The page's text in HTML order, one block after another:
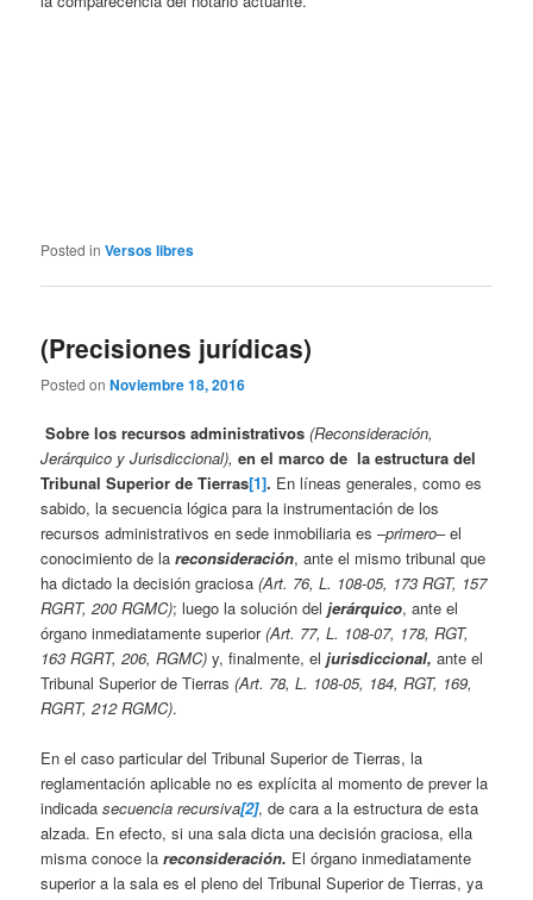
Posted in Versos libres
(Precisiones jurídicas)
Posted onNoviembre 18, 2016
Sobre los recursos administrativos (Reconsideración,
Jerárquico y Jurisdiccional),en el marco de la estructura del
Tribunal Superior de Tierras[1]. En líneas generales, como es
sabido, la secuencia lógica para la instrumentación de los
recursos administrativos en sede inmobiliaria es –primero– el
conocimiento de lareconsideración, ante el mismo tribunal que
ha dictado la decisión graciosa(Art. 76, L. 108-05, 173 RGT, 157
RGRT, 200 RGMC); luego la solución deljerárquico, ante el
órgano inmediatamente superior(Art. 77, L. 108-07, 178, RGT,
163 RGRT, 206, RGMC) y, finalmente, eljurisdiccional, ante el
Tribunal Superior de Tierras(Art. 78, L. 108-05, 184, RGT, 169,
RGRT, 212 RGMC).
En el caso particular del Tribunal Superior de Tierras, la
reglamentación aplicable no es explícita al momento de prever la
indicadasecuencia recursiva[2], de cara a la estructura de esta
alzada. En efecto, si una sala dicta una decisión graciosa, ella
misma conoce lareconsideración. El órgano inmediatamente
superior a la sala es el pleno del Tribunal Superior de Tierras, ya